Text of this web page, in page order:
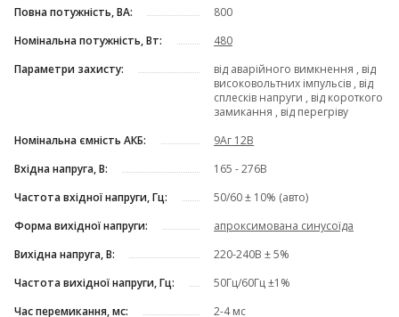
Повна потужність, ВА:
800
Номінальна потужність, Вт:
480
Параметри захисту:
від аварійного вимкнення , від
високовольтних імпульсів , від
сплесків напруги , від короткого
замикання , від перегріву
Номінальна ємність АКБ:
9Аг 12В
Вхідна напруга, В:
165 - 276В
Частота вхідної напруги, Гц:
50/60 ± 10% (авто)
Форма вихідної напруги:
апроксимована синусоїда
Вихідна напруга, В:
220-240В ± 5%
Частота вихідної напруги, Гц:
50Гц/60Гц ±1%
Час перемикання, мс:
2-4 мс